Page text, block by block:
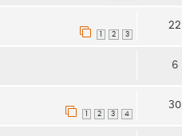
2 3
22
6
2 3 4
30